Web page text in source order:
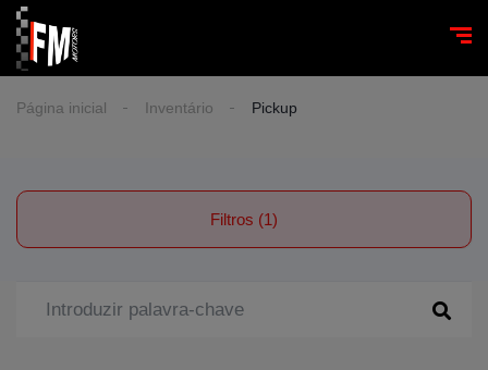
Página inicial Inventário Pickup
Filtros (1)